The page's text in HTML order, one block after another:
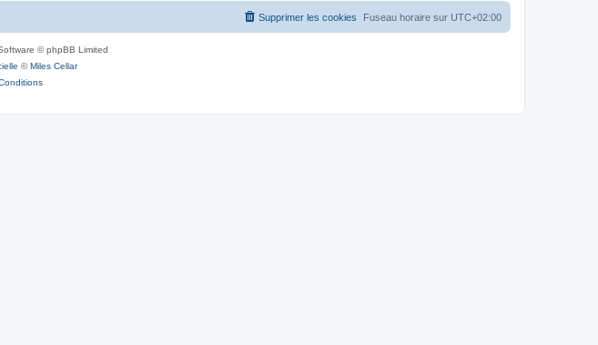
Fuseau horaire sur UTC+02:00
Supprimer les cookies
© phpBB Limited
©Miles Cellar